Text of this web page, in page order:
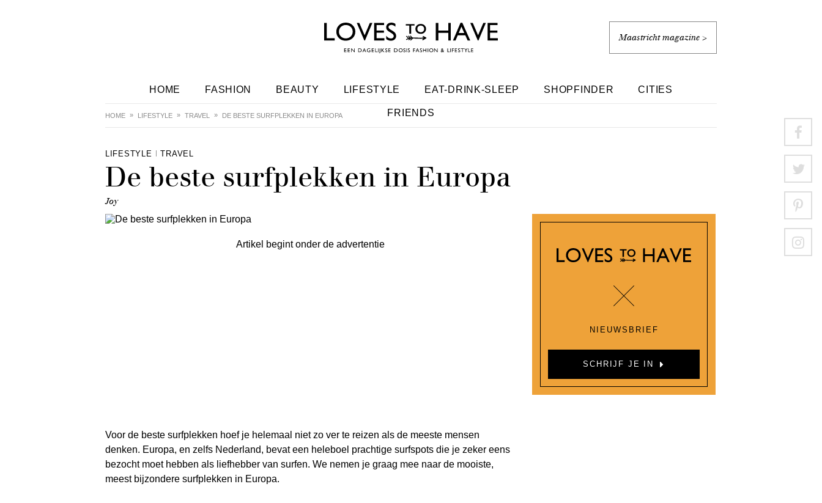
Maastricht magazine >
HOME FASHION BEAUTY LIFESTYLE EAT-DRINK-SLEEP SHOPFINDER CITIES
FRIENDS
HOME LIFESTYLE TRAVEL DE BESTE SURFPLEKKEN IN EUROPA
LIFESTYLE TRAVEL
De beste surfplekken in Europa
Joy
Artikel begint onder de advertentie
Voor de beste surfplekken hoef je helemaal niet zo ver te reizen als de meeste mensen
denken. Europa, en zelfs Nederland, bevat een heleboel prachtige surfspots die je zeker eens
bezocht moet hebben als liefhebber van surfen. We nemen je graag mee naar de mooiste,
meest bijzondere surfplekken in Europa.
NIEUWSBRIEF
SCHRIJF JE IN